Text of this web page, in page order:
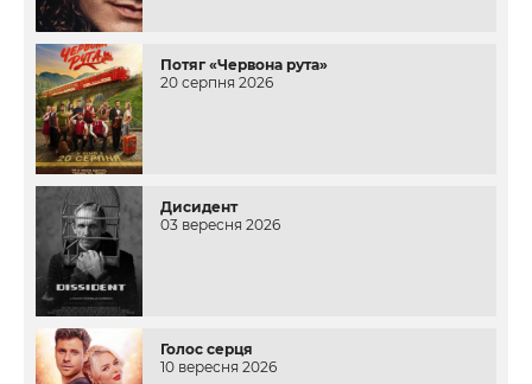
Потяг «Червона рута»
20 серпня 2026
Дисидент
03 вересня 2026
Голос серця
10 вересня 2026